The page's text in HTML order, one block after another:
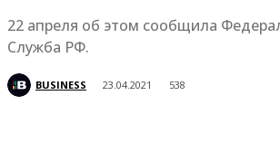
22 апреля об этом сообщила
Служба РФ.
BUSINESS 23.04.2021 538